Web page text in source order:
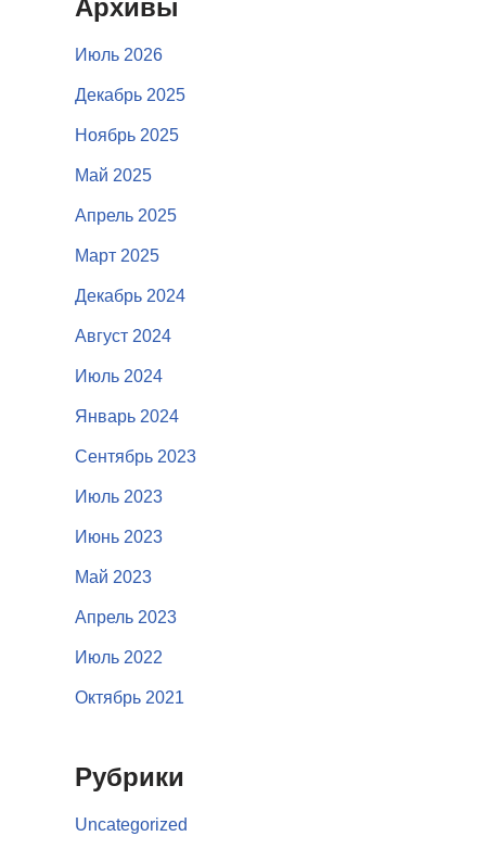
Архивы
Июль 2026
Декабрь 2025
Ноябрь 2025
Май 2025
Апрель 2025
Март 2025
Декабрь 2024
Август 2024
Июль 2024
Январь 2024
Сентябрь 2023
Июль 2023
Июнь 2023
Май 2023
Апрель 2023
Июль 2022
Октябрь 2021
Рубрики
Uncategorized